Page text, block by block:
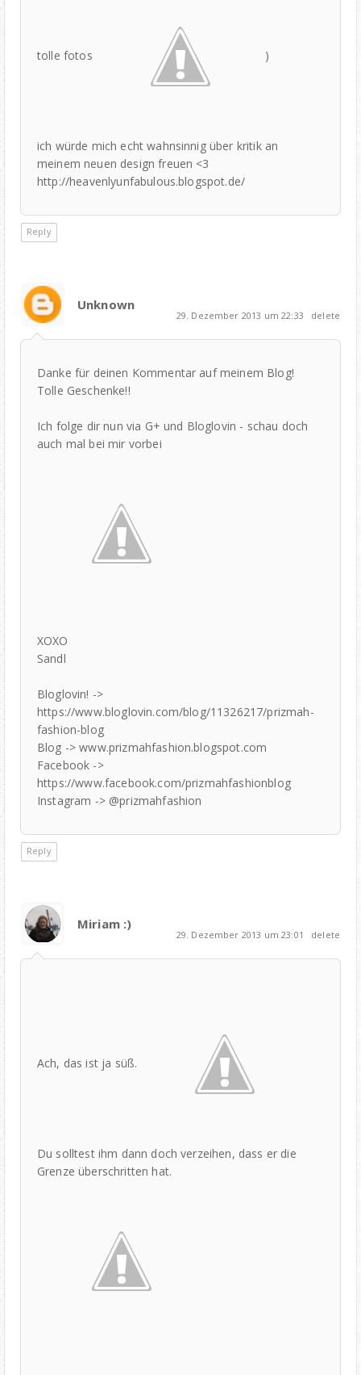
tolle fotos )
ich würde mich echt wahnsinnig über kritik an
meinem neuen design freuen <3
http://heavenlyunfabulous.blogspot.de/
Reply
Unknown
29. Dezember 2013 um 22:33 delete
Danke für deinen Kommentar auf meinem Blog!
Tolle Geschenke!!
Ich folge dir nun via G+ und Bloglovin - schau doch
auch mal bei mir vorbei
XOXO
Sandl
Bloglovin! ->
https://www.bloglovin.com/blog/11326217/prizmah-
fashion-blog
Blog -> www.prizmahfashion.blogspot.com
Facebook ->
https://www.facebook.com/prizmahfashionblog
Instagram -> @prizmahfashion
Reply
Miriam :)
29. Dezember 2013 um 23:01 delete
Ach, das ist ja süß.
Du solltest ihm dann doch verzeihen, dass er die
Grenze überschritten hat.